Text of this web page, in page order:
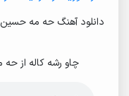
دانلود آهنگ حه مه حسین
چاو رشه کاله از